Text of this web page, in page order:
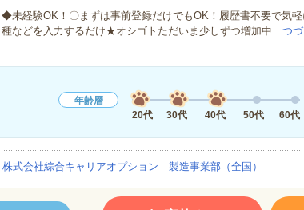
◆未経験OK！〇まずは事前登録だけでもOK！履歴書不要で気
種などを入力するだけ★オシゴトただいま少しずつ増加中…つ
年齢層
20代
30代 40代 50代 60代
株式会社綜合キャリアオプション 製造事業部（全国）